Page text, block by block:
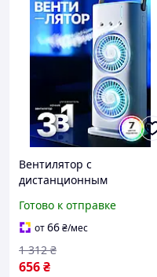
Вентилятор с
дистанционным
Вентилятор для отдыха
на природе (Двойной),
XTM
Готово к отправке
от66₴/мес
656₴
1 312 ₴